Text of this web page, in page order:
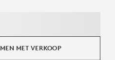
MET VERKOOP